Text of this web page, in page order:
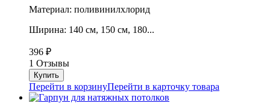
Материал: поливинилхлорид
Ширина: 140 см, 150 см, 180...
396 ₽
1 Отзывы
Перейти в корзинуПерейти в карточку товара